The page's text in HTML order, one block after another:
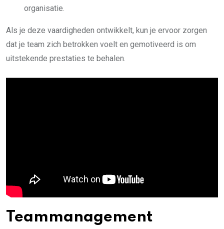
organisatie.
Als je deze vaardigheden ontwikkelt, kun je ervoor zorgen
dat je team zich betrokken voelt en gemotiveerd is om
uitstekende prestaties te behalen.
Teammanagement